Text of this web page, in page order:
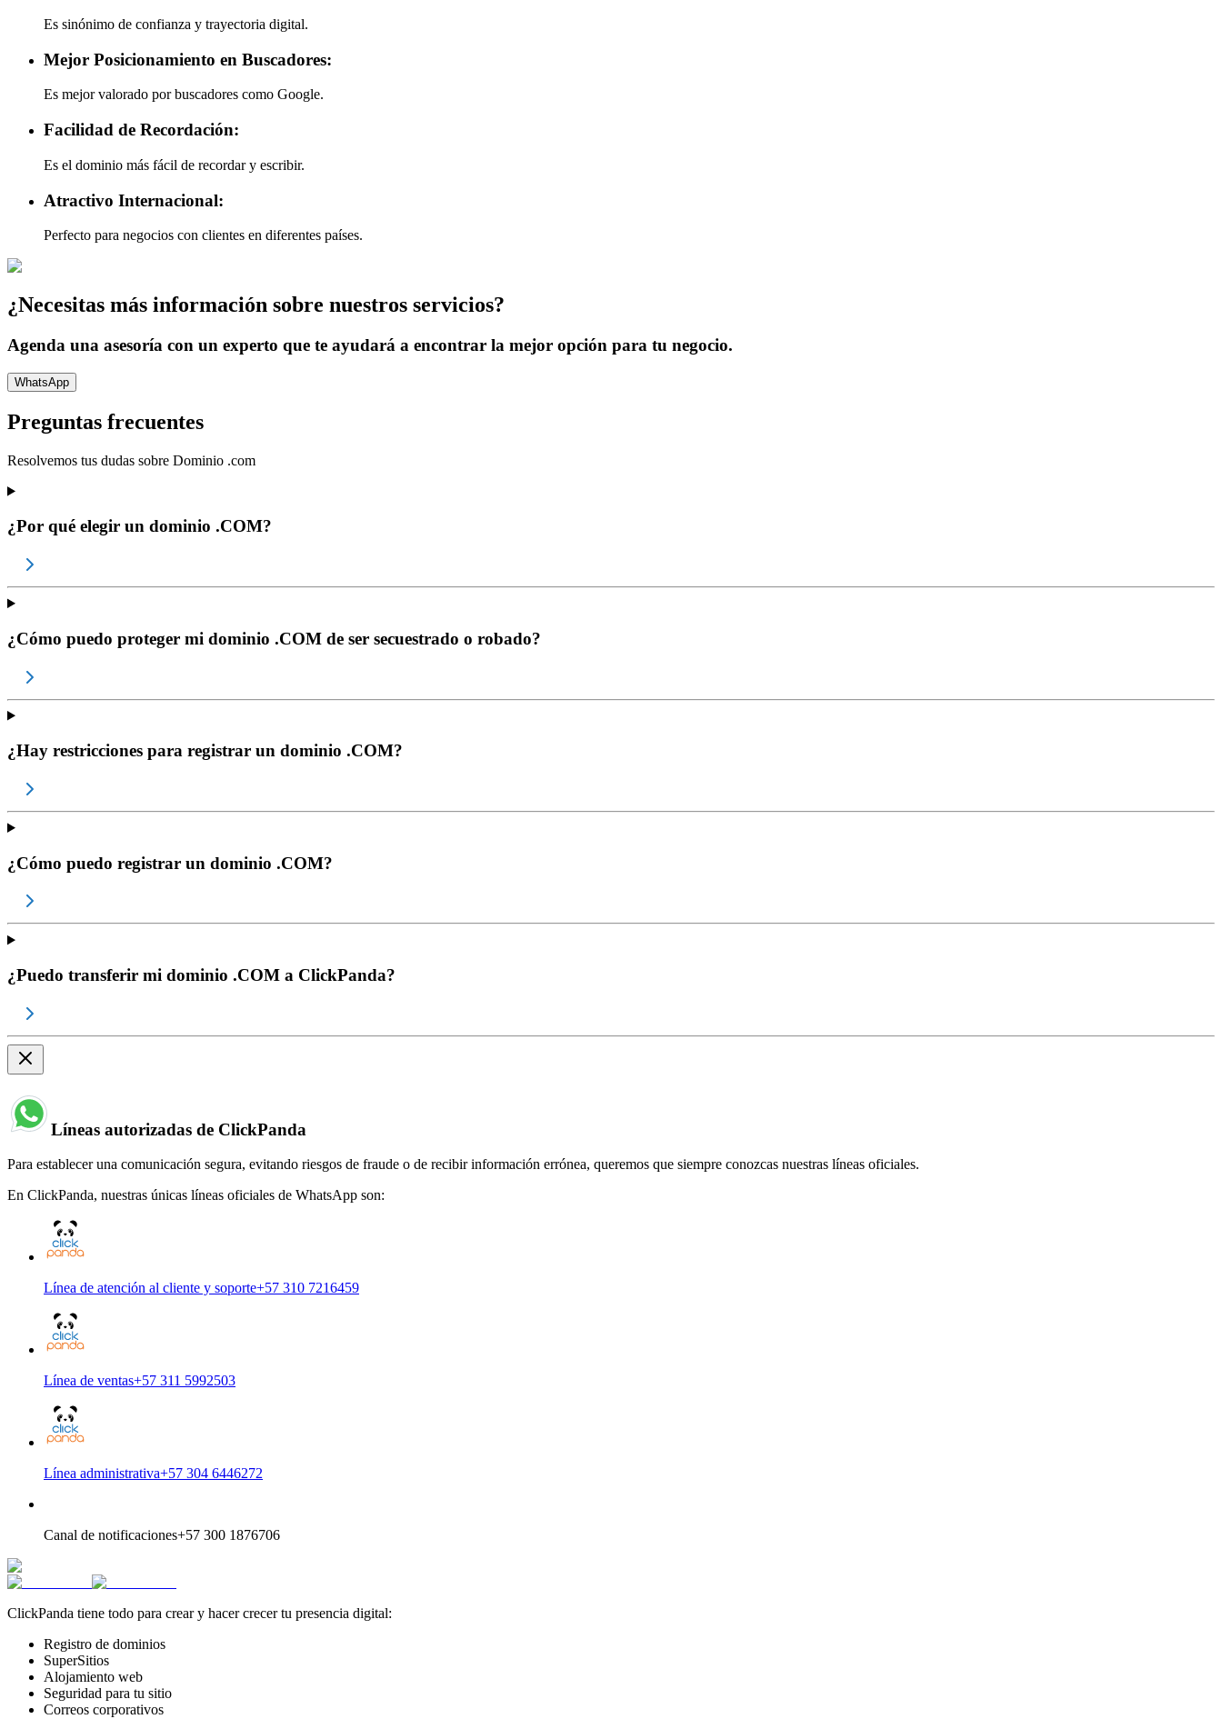
Es sinónimo de confianza y trayectoria digital.
Mejor Posicionamiento en Buscadores:
Es mejor valorado por buscadores como Google.
Facilidad de Recordación:
Es el dominio más fácil de recordar y escribir.
Atractivo Internacional:
Perfecto para negocios con clientes en diferentes países.
¿Necesitas más información sobre nuestros servicios?
Agenda una asesoría con un experto que te ayudará a encontrar la mejor opción para tu negocio.
WhatsApp
Preguntas frecuentes
Resolvemos tus dudas sobre Dominio .com
¿Por qué elegir un dominio .COM?
¿Cómo puedo proteger mi dominio .COM de ser secuestrado o robado?
¿Hay restricciones para registrar un dominio .COM?
¿Cómo puedo registrar un dominio .COM?
¿Puedo transferir mi dominio .COM a ClickPanda?
Líneas autorizadas de ClickPanda
Para establecer una comunicación segura, evitando riesgos de fraude o de recibir información errónea, queremos que siempre conozcas nuestras líneas oficiales.
En ClickPanda, nuestras únicas líneas oficiales de WhatsApp son:
Línea de atención al cliente y soporte+57 310 7216459
Línea de ventas+57 311 5992503
Línea administrativa+57 304 6446272
Canal de notificaciones+57 300 1876706
ClickPanda tiene todo para crear y hacer crecer tu presencia digital:
Registro de dominios
SuperSitios
Alojamiento web
Seguridad para tu sitio
Correos corporativos